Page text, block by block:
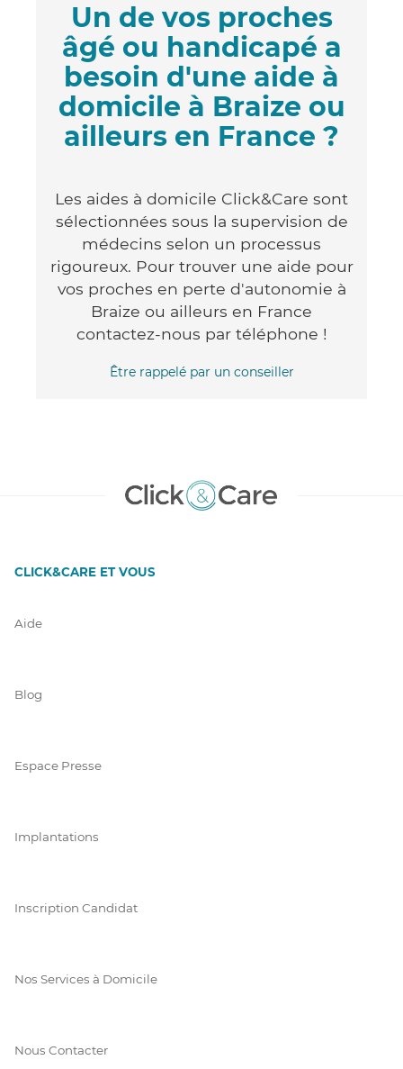
Un de vos proches
âgé ou handicapé a
besoin d'une aide à
domicile à Braize ou
ailleurs en France ?
Les aides à domicile Click&Care sont
sélectionnées sous la supervision de
médecins selon un processus
rigoureux. Pour trouver une aide pour
vos proches en perte d'autonomie à
Braize ou ailleurs en France
contactez-nous par téléphone !
Être rappelé par un conseiller
CLICK&CARE ET VOUS
Aide
Blog
Espace Presse
Implantations
Inscription Candidat
Nos Services à Domicile
Nous Contacter